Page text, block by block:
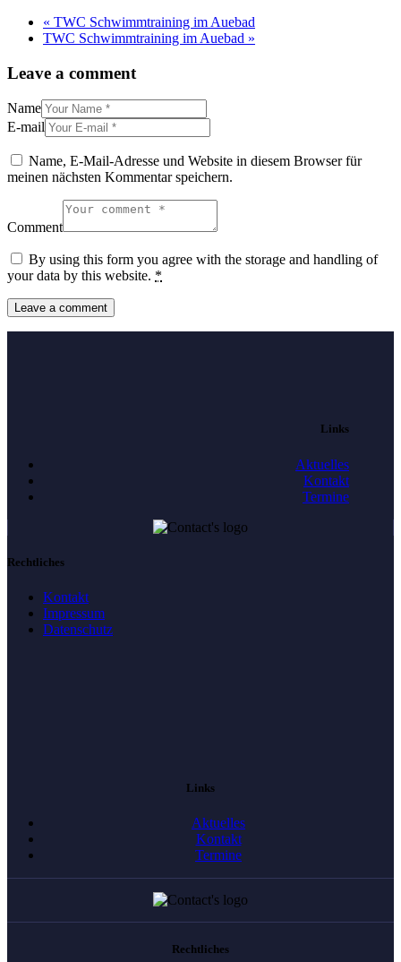
« TWC Schwimmtraining im Auebad
TWC Schwimmtraining im Auebad »
Leave a comment
Name
E-mail
Name, E-Mail-Adresse und Website in diesem Browser für
meinen nächsten Kommentar speichern.
Comment
By using this form you agree with the storage and handling of
your data by this website. *
Links
Aktuelles
Kontakt
Termine
Rechtliches
Kontakt
Impressum
Datenschutz
Links
Aktuelles
Kontakt
Termine
Rechtliches